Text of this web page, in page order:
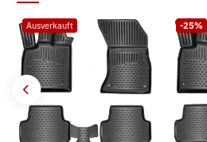
Ausverkauft -25%